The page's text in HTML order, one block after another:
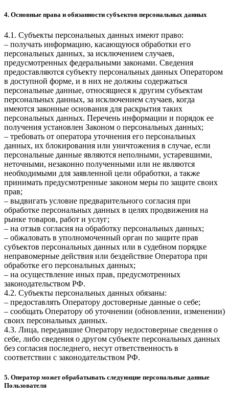
4. Основные права и обязанности субъектов персональных данных
4.1. Субъекты персональных данных имеют право:
– получать информацию, касающуюся обработки его
персональных данных, за исключением случаев,
предусмотренных федеральными законами. Сведения
предоставляются субъекту персональных данных Оператором
в доступной форме, и в них не должны содержаться
персональные данные, относящиеся к другим субъектам
персональных данных, за исключением случаев, когда
имеются законные основания для раскрытия таких
персональных данных. Перечень информации и порядок ее
получения установлен Законом о персональных данных;
– требовать от оператора уточнения его персональных
данных, их блокирования или уничтожения в случае, если
персональные данные являются неполными, устаревшими,
неточными, незаконно полученными или не являются
необходимыми для заявленной цели обработки, а также
принимать предусмотренные законом меры по защите своих
прав;
– выдвигать условие предварительного согласия при
обработке персональных данных в целях продвижения на
рынке товаров, работ и услуг;
– на отзыв согласия на обработку персональных данных;
– обжаловать в уполномоченный орган по защите прав
субъектов персональных данных или в судебном порядке
неправомерные действия или бездействие Оператора при
обработке его персональных данных;
– на осуществление иных прав, предусмотренных
законодательством РФ.
4.2. Субъекты персональных данных обязаны:
– предоставлять Оператору достоверные данные о себе;
– сообщать Оператору об уточнении (обновлении, изменении)
своих персональных данных.
4.3. Лица, передавшие Оператору недостоверные сведения о
себе, либо сведения о другом субъекте персональных данных
без согласия последнего, несут ответственность в
соответствии с законодательством РФ.
5. Оператор может обрабатывать следующие персональные данные
Пользователя